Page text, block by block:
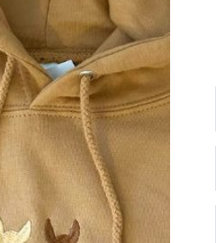
Ik ga akkoord met de